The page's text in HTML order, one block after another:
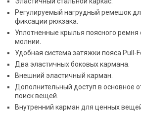
Регулируемый нагрудный ремешок
фиксации рюкзака.
Уплотненные крылья поясного ремня
молнии.
Удобная система затяжки пояса Pull-
Два эластичных боковых кармана.
Внешний эластичный карман.
Дополнительный доступ в основное
поиск вещей.
Внутренний карман для ценных